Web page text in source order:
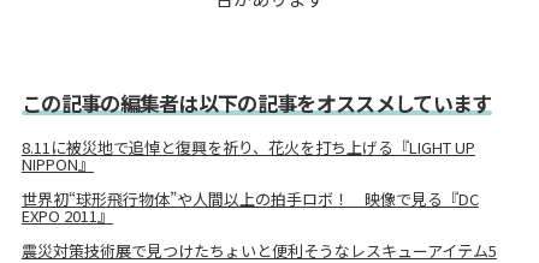
この記事の編集者は以下の記事をオススメしています
8.11に被災地で追悼と復興を祈り、花火を打ち上げる『LIGHT UP
NIPPON』
世界初“球形飛行物体”や人間以上の拍手ロボ！ 映像で見る『DC
EXPO 2011』
震災対策技術展で見つけたちょいと便利そうなレスキューアイテム5